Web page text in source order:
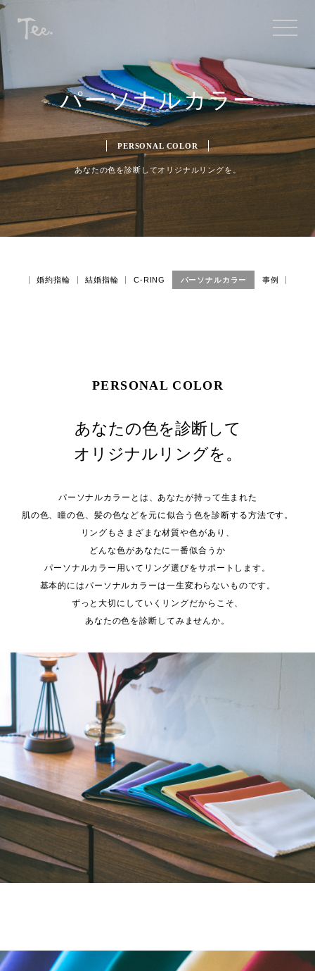
パーソナルカラー
PERSONAL COLOR
あなたの色を診断してオリジナルリングを。
婚約指輪 結婚指輪 C-RING パーソナルカラー 事例
PERSONAL COLOR
あなたの色を診断して
オリジナルリングを。
パーソナルカラーとは、あなたが持って生まれた
肌の色、瞳の色、髪の色などを元に似合う色を診断する方法です。
リングもさまざまな材質や色があり、
どんな色があなたに一番似合うか
パーソナルカラー用いてリング選びをサポートします。
基本的にはパーソナルカラーは一生変わらないものです。
ずっと大切にしていくリングだからこそ、
あなたの色を診断してみませんか。